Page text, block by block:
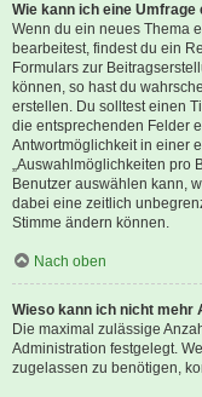
Wie kann ich eine Umfrage
Wenn du ein neues Thema
bearbeitest, findest du ein
Formulars zur
können, so hast du
erstellen. Du solltest einen
die entsprechenden Felder
Antwortmöglichkeit in einer
„Auswahlmöglichkeiten pro
Benutzer auswählen kann,
dabei eine zeitlich
Stimme ändern können.
Nach oben
Wieso kann ich nicht
Die maximal zulässige
Administration festgelegt.
zugelassen zu benötigen,